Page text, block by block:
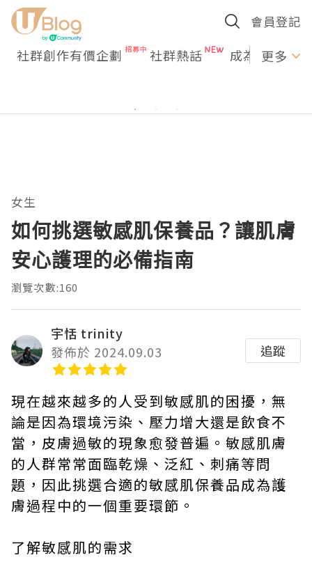
會員登記
社群創作有價企劃 社群熱話 成為U更多
女生
如何挑選敏感肌保養品？讓肌膚
安心護理的必備指南
瀏覽次數:160
宇恬 trinity
發佈於 2024.09.03
追蹤
現在越來越多的人受到敏感肌的困擾，無
論是因為環境污染、壓力增大還是飲食不
當，皮膚過敏的現象愈發普遍。敏感肌膚
的人群常常面臨乾燥、泛紅、刺痛等問
題，因此挑選合適的敏感肌保養品成為護
膚過程中的一個重要環節。
了解敏感肌的需求